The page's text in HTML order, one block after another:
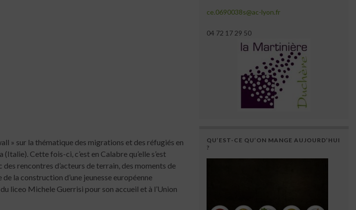
» sur la thématique des migrations et des réfugiés en
Cette fois-ci, c’est en Calabre qu’elle s’est
rencontres d’acteurs de terrain, des moments de
la construction d’une jeunesse européenne
liceo Michele Guerrisi pour son accueil et à l’Union
ce.0690038s@ac-lyon.fr
04 72 17 29 50
QU’EST-CE QU’ON MANGE AUJOURD’HUI
?